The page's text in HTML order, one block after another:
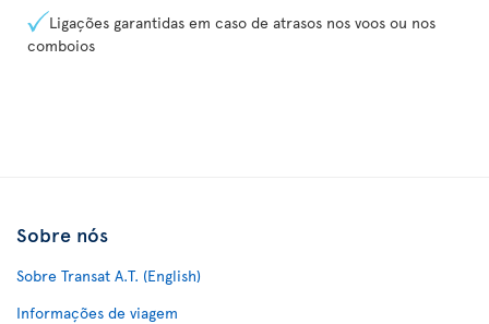
Ligações garantidas em caso de atrasos nos voos ou nos
comboios
Sobre nós
Sobre Transat A.T. (English)
Informações de viagem